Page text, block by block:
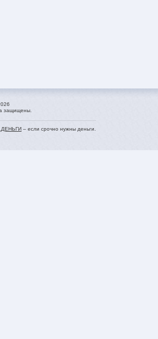
защищены.
– если срочно нужны деньги.